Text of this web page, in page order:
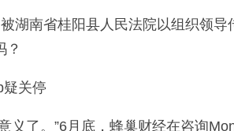
湖南省桂阳县人民法院以组织领导
？
关停
义了。”6月底，蜂巢财经在咨询